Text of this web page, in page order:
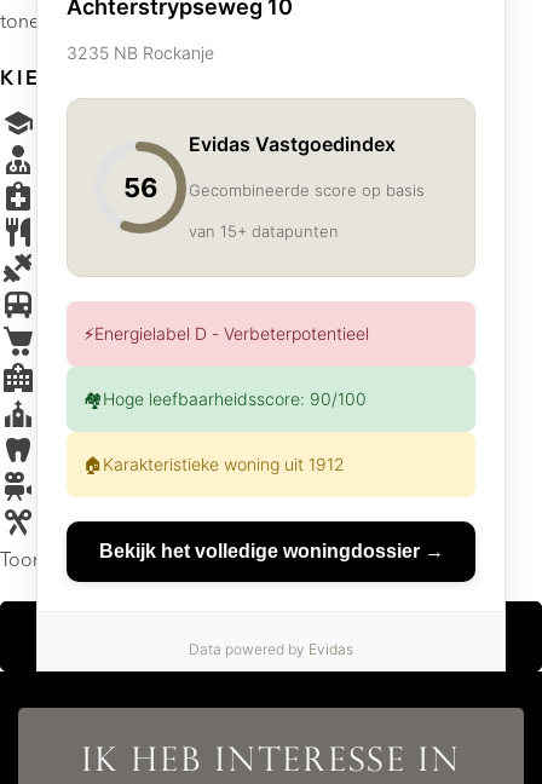
MEER LEZEN
tonen.
KIES VOORZIENINGEN
Apotheek
Restaurant
Sportschool
OV
Supermarkt
Ziekenhuis
Kapper
Toon resultaten
IK HEB INTERESSE IN